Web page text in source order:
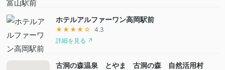
ホテルアルファーワン高岡駅前
★★★★☆
4.3
詳細を見る ↗
古洞の森温泉 とやま 古洞の森 自然活用村